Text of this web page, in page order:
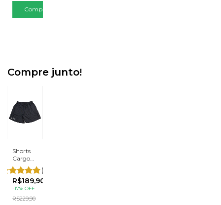
Compre junto!
Shorts
Cargo
Preto
(3)
R$189,90
-17% OFF
R$229,90